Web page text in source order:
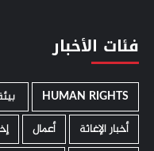
فئات الأخبار
HUMAN RIGHTS
أخبار الإغاثة
أعمال